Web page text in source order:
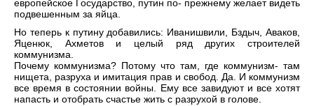
европейское Государство, путин по- прежнему желает видеть
подвешенным за яйца.
Но теперь к путину добавились: Иванишвили, Бздыч, Аваков,
Яценюк, Ахметов и целый ряд других строителей
коммунизма.
Почему коммунизма? Потому что там, где коммунизм- там
нищета, разруха и имитация прав и свобод. Да. И коммунизм
все время в состоянии войны. Ему все завидуют и все хотят
напасть и отобрать счастье жить с разрухой в голове.